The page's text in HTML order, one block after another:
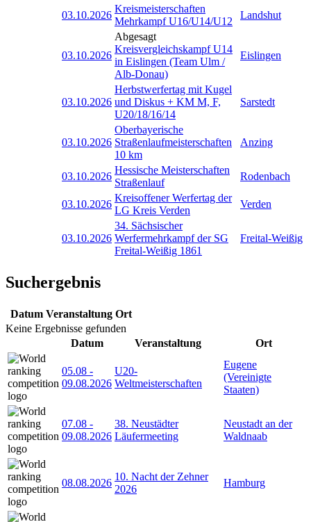
03.10.2026
Kreismeisterschaften
Mehrkampf U16/U14/U12
Landshut
03.10.2026
Abgesagt
Kreisvergleichskampf U14
in Eislingen (Team Ulm /
Alb-Donau)
Eislingen
03.10.2026
Herbstwerfertag mit Kugel
und Diskus + KM M, F,
U20/18/16/14
Sarstedt
03.10.2026
Oberbayerische
Straßenlaufmeisterschaften
10 km
Anzing
03.10.2026
Hessische Meisterschaften
Straßenlauf
Rodenbach
03.10.2026
Kreisoffener Werfertag der
LG Kreis Verden
Verden
03.10.2026
34. Sächsischer
Werfermehrkampf der SG
Freital-Weißig 1861
Freital-Weißig
Suchergebnis
Datum Veranstaltung Ort
Keine Ergebnisse gefunden
Datum
Veranstaltung Ort
05.08 -
09.08.2026
U20-
Weltmeisterschaften
Eugene
(Vereinigte
Staaten)
07.08 -
09.08.2026
38. Neustädter
Läufermeeting
Neustadt an der
Waldnaab
08.08.2026
10. Nacht der Zehner
2026
Hamburg